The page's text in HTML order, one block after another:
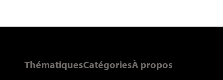
ThématiquesCatégoriesÀ propos